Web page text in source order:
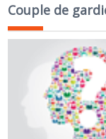
Couple de